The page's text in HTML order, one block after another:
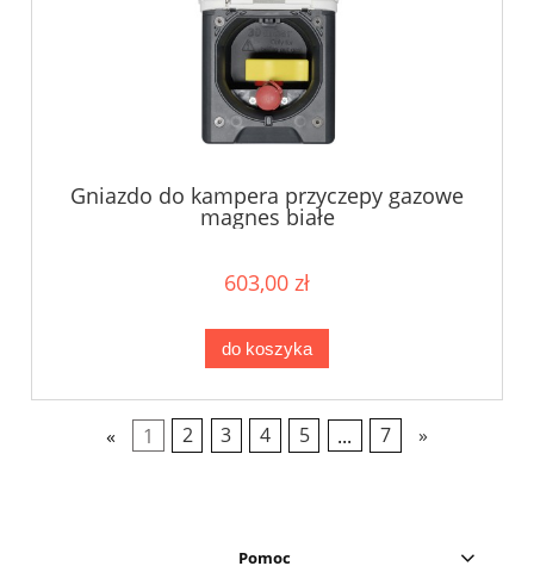
Gniazdo do kampera przyczepy gazowe
magnes białe
603,00 zł
do koszyka
« 1 2 3 4 5 ... 7 »
Pomoc